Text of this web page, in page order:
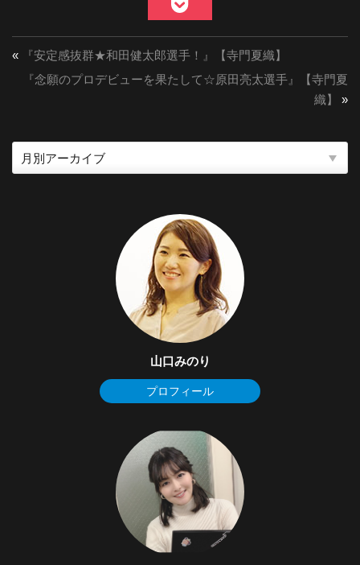
«
『安定感抜群★和田健太郎選手！』【寺門夏織】
『念願のプロデビューを果たして☆原田亮太選手』【寺門夏
織】
»
山口みのり
プロフィール